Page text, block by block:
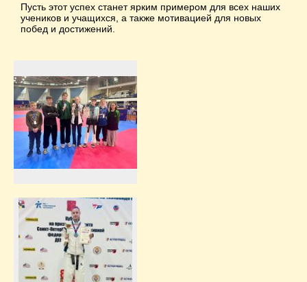
Пусть этот успех станет ярким примером для всех наших
учеников и учащихся, а также мотивацией для новых
побед и достижений.